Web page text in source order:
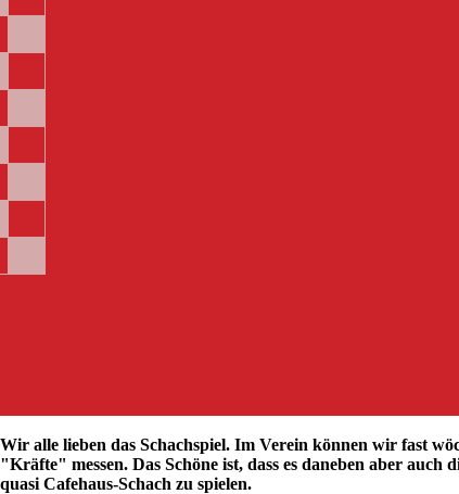
Wir alle lieben das Schachspiel. Im Verein können wir fast
"Kräfte" messen. Das Schöne ist, dass es daneben aber
quasi Cafehaus-Schach zu spielen.